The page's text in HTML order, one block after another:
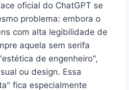
oficial do ChatGPT se
problema: embora o
com alta legibilidade de
aquela sem serifa
de engenheiro",
ou design. Essa
fica especialmente